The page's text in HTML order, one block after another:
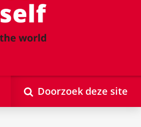
Doorzoek deze site